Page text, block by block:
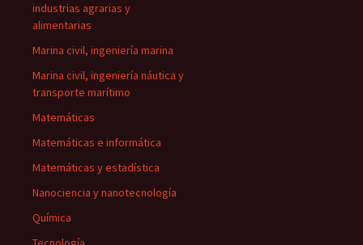
industrias agrarias y
alimentarias
Marina civil, ingeniería marina
Marina civil, ingeniería náutica y
transporte marítimo
Matemáticas
Matemáticas e informática
Matemáticas y estadística
Nanociencia y nanotecnología
Química